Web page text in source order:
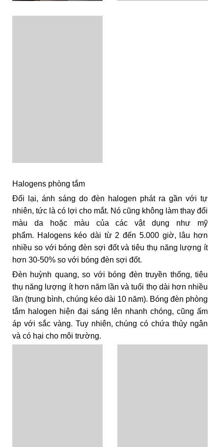
Halogens phòng tắm
Đổi lại, ánh sáng do đèn halogen phát ra gần với tự
nhiên, tức là có lợi cho mắt. Nó cũng không làm thay đổi
màu da hoặc màu của các vật dụng như mỹ
phẩm. Halogens kéo dài từ 2 đến 5.000 giờ, lâu hơn
nhiều so với bóng đèn sợi đốt và tiêu thụ năng lượng ít
hơn 30-50% so với bóng đèn sợi đốt.
Đèn huỳnh quang, so với bóng đèn truyền thống, tiêu
thụ năng lượng ít hơn năm lần và tuổi thọ dài hơn nhiều
lần (trung bình, chúng kéo dài 10 năm). Bóng đèn phòng
tắm halogen hiện đại sáng lên nhanh chóng, cũng ấm
áp với sắc vàng. Tuy nhiên, chúng có chứa thủy ngân
và có hại cho môi trường.